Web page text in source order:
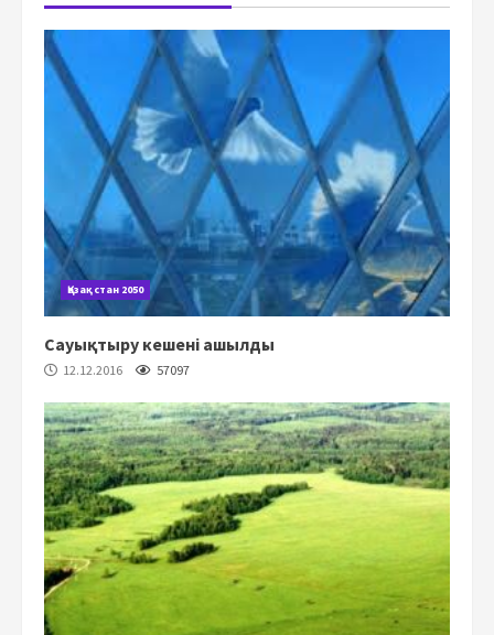
Қазақстан 2050
Сауықтыру кешені ашылды
12.12.2016 57097